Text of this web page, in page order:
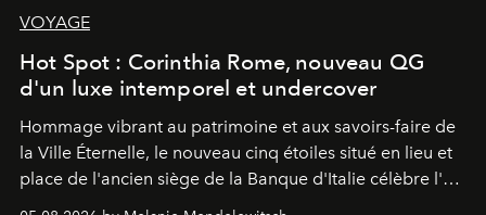
VOYAGE
Hot Spot : Corinthia Rome, nouveau QG
d'un luxe intemporel et undercover
Hommage vibrant au patrimoine et aux savoirs-faire de
la Ville Éternelle, le nouveau cinq étoiles situé en lieu et
place de l'ancien siège de la Banque d'Italie célèbre l'art
de vivre Romain dans toute son élégance intemporelle.